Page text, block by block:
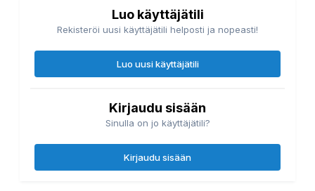
Luo käyttäjätili
Rekisteröi uusi käyttäjätili helposti ja nopeasti!
Luo uusi käyttäjätili
Kirjaudu sisään
Sinulla on jo käyttäjätili?
Kirjaudu sisään